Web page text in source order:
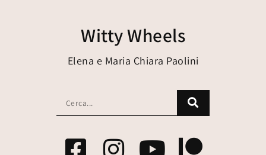
Witty Wheels
Elena e Maria Chiara Paolini